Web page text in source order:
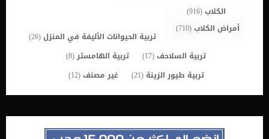
الكلاب(916)
أمراض الكلاب(710)
تربية الحيوانات الأليفة في المنزل(26)
تربية السلاحف(17) تربية الهامستر(8)
تربية طيور الزينة (21) غير مصنف(12)